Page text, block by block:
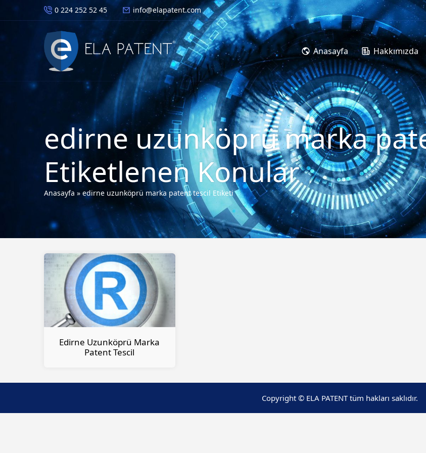
0 224 252 52 45 info@elapatent.com
Anasayfa Hakkımızda
edirne uzunköprü marka
Etiketlenen Konular
Anasayfa » edirne uzunköprü marka patent tescil Etiketi
Edirne Uzunköprü Marka
Patent Tescil
Copyright © ELA PATENT tüm hakları saklıdır.